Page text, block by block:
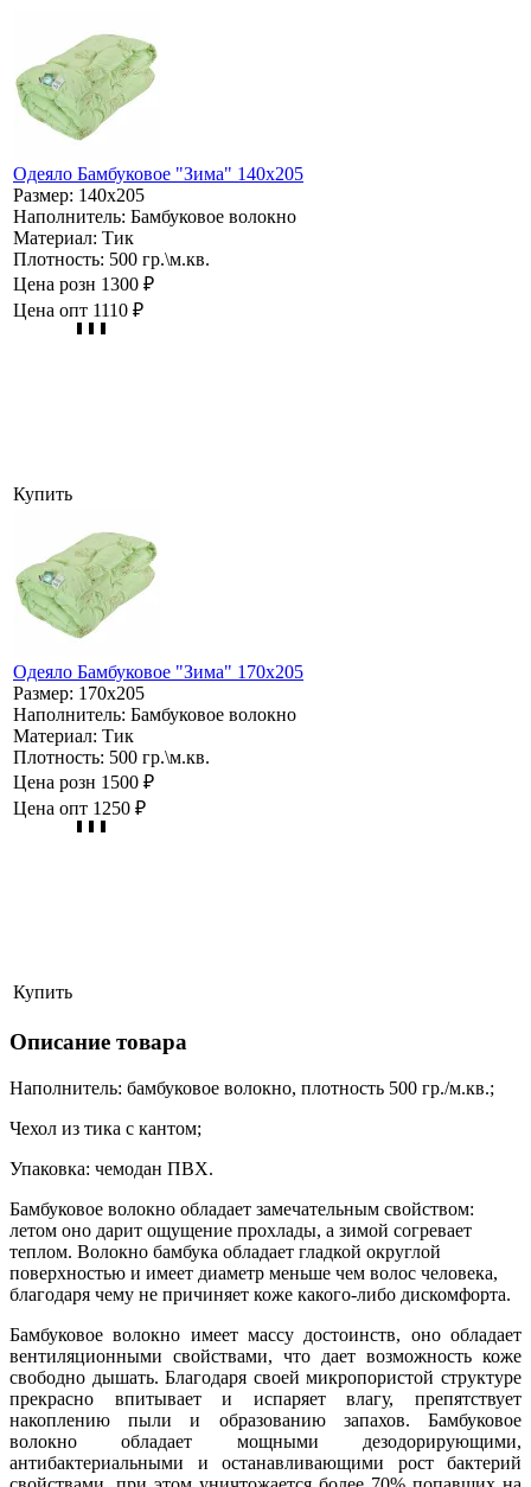
Одеяло Бамбуковое "Зима" 140х205
Размер: 140х205
Наполнитель: Бамбуковое волокно
Материал: Тик
Плотность: 500 гр.\м.кв.
Цена розн 1300 ₽
Цена опт 1110 ₽
Купить
Одеяло Бамбуковое "Зима" 170х205
Размер: 170х205
Наполнитель: Бамбуковое волокно
Материал: Тик
Плотность: 500 гр.\м.кв.
Цена розн 1500 ₽
Цена опт 1250 ₽
Купить
Описание товара
Наполнитель: бамбуковое волокно, плотность 500 гр./м.кв.;
Чехол из тика с кантом;
Упаковка: чемодан ПВХ.
Бамбуковое волокно обладает замечательным свойством:
летом оно дарит ощущение прохлады, а зимой согревает
теплом. Волокно бамбука обладает гладкой округлой
поверхностью и имеет диаметр меньше чем волос человека,
благодаря чему не причиняет коже какого-либо дискомфорта.
Бамбуковое волокно имеет массу достоинств, оно обладает
вентиляционными свойствами, что дает возможность коже
свободно дышать. Благодаря своей микропористой структуре
прекрасно впитывает и испаряет влагу, препятствует
накоплению пыли и образованию запахов. Бамбуковое
волокно обладает мощными дезодорирующими,
антибактериальными и останавливающими рост бактерий